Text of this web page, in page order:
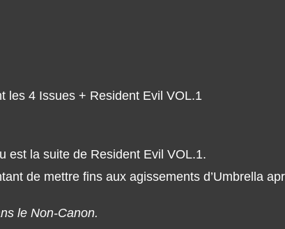
les 4 Issues + Resident Evil VOL.1
est la suite de Resident Evil VOL.1.
de mettre fins aux agissements d’Umbrella
le Non-Canon.